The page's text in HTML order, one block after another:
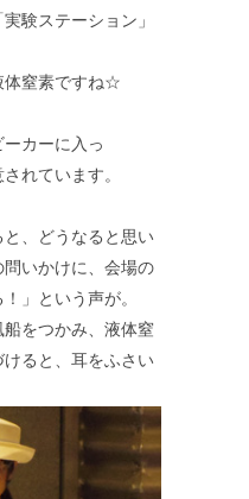
験ステーション」
体窒素ですね☆
カーに入っ
れています。
と、どうなると思い
いかけに、会場の
」という声が。
をつかみ、液体窒
ると、耳をふさい